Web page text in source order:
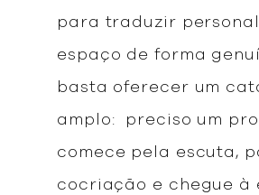
para traduzir
espaço de forma
basta oferecer um
amplo: preciso um
comece pela escuta,
cocriação e chegue à